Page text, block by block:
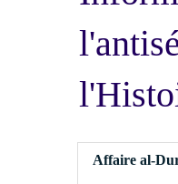
Affaire al-